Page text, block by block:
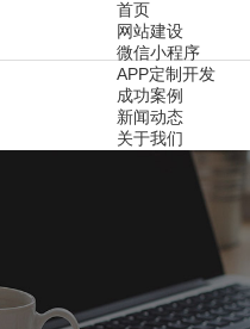
首页
网站建设
微信小程序
APP定制开发
成功案例
新闻动态
关于我们